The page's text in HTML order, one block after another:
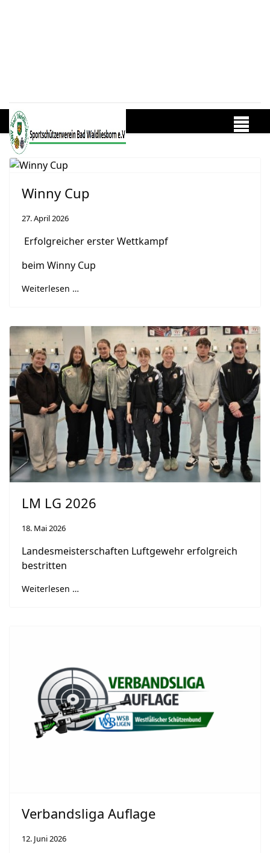
Winny Cup
27. April 2026
Erfolgreicher erster Wettkampf
beim Winny Cup
Weiterlesen …
LM LG 2026
18. Mai 2026
Landesmeisterschaften Luftgewehr erfolgreich
bestritten
Weiterlesen …
Verbandsliga Auflage
12. Juni 2026